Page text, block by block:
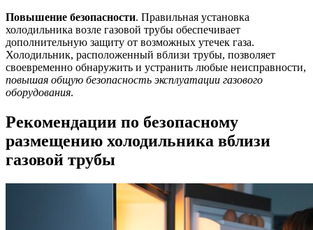
Повышение безопасности. Правильная установка
холодильника возле газовой трубы обеспечивает
дополнительную защиту от возможных утечек газа.
Холодильник, расположенный вблизи трубы, позволяет
своевременно обнаружить и устранить любые неисправности,
повышая общую безопасность эксплуатации газового
оборудования.
Рекомендации по безопасному
размещению холодильника вблизи
газовой трубы